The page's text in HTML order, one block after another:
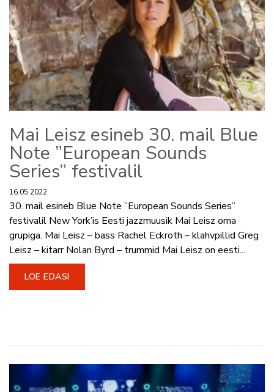
Mai Leisz esineb 30. mail Blue
Note ”European Sounds
Series” festivalil
16.05.2022
30. mail esineb Blue Note ”European Sounds Series”
festivalil New York’is Eesti jazzmuusik Mai Leisz oma
grupiga. Mai Leisz – bass Rachel Eckroth – klahvpillid Greg
Leisz – kitarr Nolan Byrd – trummid Mai Leisz on eesti...
LOE EDASI